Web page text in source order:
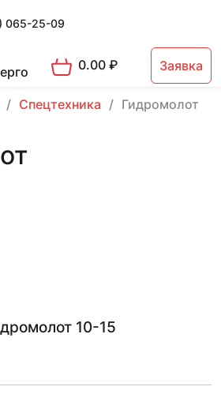
065-25-09
0.00₽ Заявка
Спецтехника Гидромолот
10-15